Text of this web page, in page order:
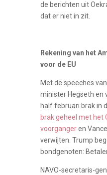
de berichten uit
dat er niet in zit.
Rekening van het
voor de EU
Met de speeches
minister Hegseth en
half februari brak in
brak geheel met het
voorgangeren
verwijten. Trump
bondgenoten:
NAVO-secretaris-